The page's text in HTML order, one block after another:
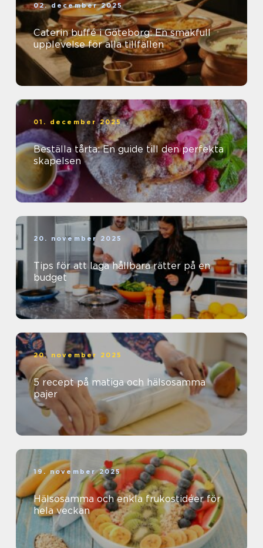
02. december 2025
Caterin buffé i Göteborg: En smakfull
upplevelse för alla tillfällen
01. december 2025
Beställa tårta: En guide till den perfekta
skapelsen
20. november 2025
Tips för att laga hållbara rätter på en
budget
20. november 2025
5 recept på matiga och hälsosamma
pajer
19. november 2025
Hälsosamma och enkla frukostidéer för
hela veckan